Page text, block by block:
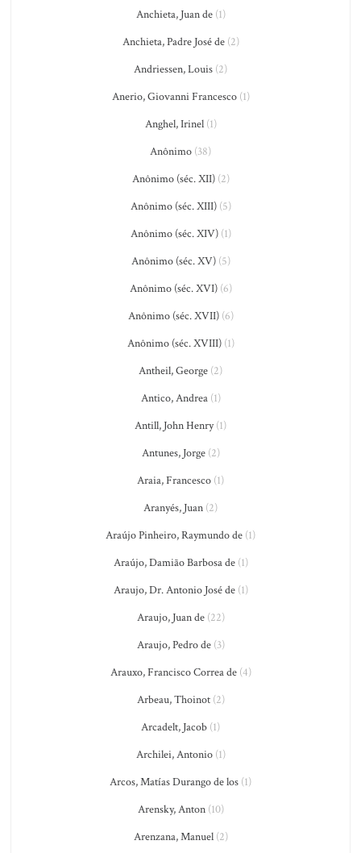
Anchieta, Juan de(1)
Anchieta, Padre José de(2)
Andriessen, Louis (2)
Anerio, Giovanni Francesco(1)
Anghel, Irinel(1)
Anônimo (38)
Anônimo (séc. XII)(2)
Anônimo (séc. XIII)(5)
Anônimo (séc. XIV)(1)
Anônimo (séc. XV)(5)
Anônimo (séc. XVI)(6)
Anônimo (séc. XVII)(6)
Anônimo (séc. XVIII)(1)
Antheil, George (2)
Antico, Andrea(1)
Antill, John Henry(1)
Antunes, Jorge(2)
Araia, Francesco (1)
Aranyés, Juan (2)
Araújo Pinheiro, Raymundo de (1)
Araújo, Damião Barbosa de(1)
Araujo, Dr. Antonio José de(1)
Araujo, Juan de(22)
Araujo, Pedro de(3)
Arauxo, Francisco Correa de(4)
Arbeau, Thoinot(2)
Arcadelt, Jacob (1)
Archilei, Antonio(1)
Arcos, Matías Durango de los (1)
Arensky, Anton(10)
Arenzana, Manuel(2)